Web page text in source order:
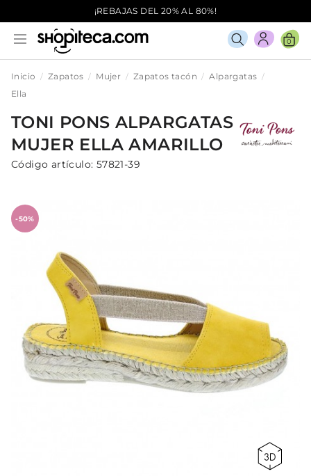
¡REBAJAS DEL 20% AL 80%!
0
Inicio Zapatos Mujer Zapatos tacón
Alpargatas
Ella
TONI PONS ALPARGATAS
MUJER ELLAAMARILLO
Código artículo: 57821-39
-50%